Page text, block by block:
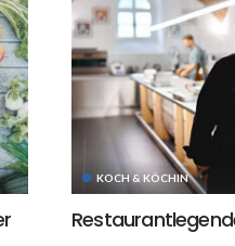
KOCH & KÖCHIN